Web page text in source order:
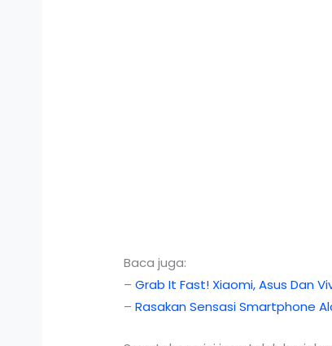
Baca juga:
–Grab It Fast! Xiaomi, Asus Dan
–Rasakan Sensasi Smartphone